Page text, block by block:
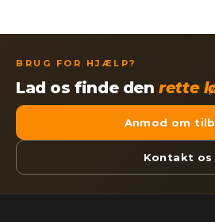
BRUG FOR HJÆLP?
Lad os finde denrette
Anmod om
Kontakt os